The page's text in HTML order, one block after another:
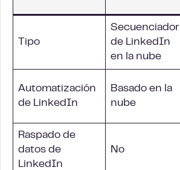
Tipo
Secuenciador
de LinkedIn
en la nube
Automatización
de LinkedIn
Basado en la
nube
Raspado de
datos de
LinkedIn
No